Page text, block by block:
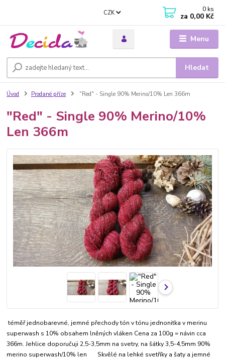
Menu
CZK
Hledat
0 ks
za 0,00 Kč
Úvod Prodané příze "Red" - Single 90% Merino/10% Len 366m
"Red" - Single 90% Merino/10%
Len 366m
téměř jednobarevné, jemné přechody tón v tónu jednonitka v merinu
superwash s 10% obsahem lněných vláken Cena za 100g = návin cca
366m. Jehlice doporučuji 2,5-3,5mm na svetry, na šátky 3,5-4,5mm 90%
merino superwash/10% len Skvělé na lehké svetříky a šaty a jemné